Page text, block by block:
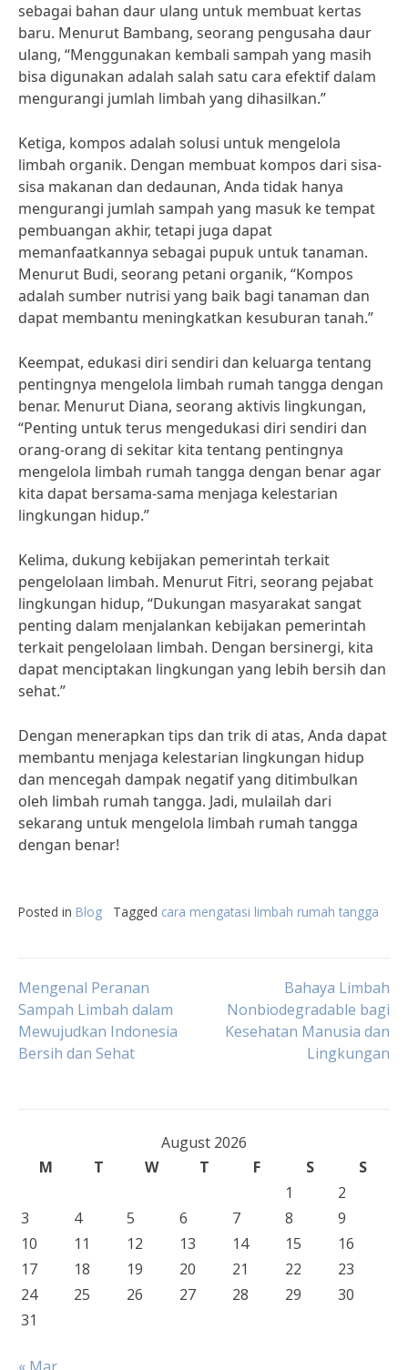
sebagai bahan daur ulang untuk membuat kertas
baru. Menurut Bambang, seorang pengusaha daur
ulang, “Menggunakan kembali sampah yang masih
bisa digunakan adalah salah satu cara efektif dalam
mengurangi jumlah limbah yang dihasilkan.”
Ketiga, kompos adalah solusi untuk mengelola
limbah organik. Dengan membuat kompos dari sisa-
sisa makanan dan dedaunan, Anda tidak hanya
mengurangi jumlah sampah yang masuk ke tempat
pembuangan akhir, tetapi juga dapat
memanfaatkannya sebagai pupuk untuk tanaman.
Menurut Budi, seorang petani organik, “Kompos
adalah sumber nutrisi yang baik bagi tanaman dan
dapat membantu meningkatkan kesuburan tanah.”
Keempat, edukasi diri sendiri dan keluarga tentang
pentingnya mengelola limbah rumah tangga dengan
benar. Menurut Diana, seorang aktivis lingkungan,
“Penting untuk terus mengedukasi diri sendiri dan
orang-orang di sekitar kita tentang pentingnya
mengelola limbah rumah tangga dengan benar agar
kita dapat bersama-sama menjaga kelestarian
lingkungan hidup.”
Kelima, dukung kebijakan pemerintah terkait
pengelolaan limbah. Menurut Fitri, seorang pejabat
lingkungan hidup, “Dukungan masyarakat sangat
penting dalam menjalankan kebijakan pemerintah
terkait pengelolaan limbah. Dengan bersinergi, kita
dapat menciptakan lingkungan yang lebih bersih dan
sehat.”
Dengan menerapkan tips dan trik di atas, Anda dapat
membantu menjaga kelestarian lingkungan hidup
dan mencegah dampak negatif yang ditimbulkan
oleh limbah rumah tangga. Jadi, mulailah dari
sekarang untuk mengelola limbah rumah tangga
dengan benar!
Posted in Blog Tagged cara mengatasi limbah rumah tangga
Post
navigation
Mengenal Peranan
Sampah Limbah dalam
Mewujudkan Indonesia
Bersih dan Sehat
Bahaya Limbah
Nonbiodegradable bagi
Kesehatan Manusia dan
Lingkungan
August 2026
M
T W T F S
S
1
2
3
4 5 6 7 8
9
10
11 12 13 14 15
16
17
18 19 20 21 22
23
24
25 26 27 28 29
30
31